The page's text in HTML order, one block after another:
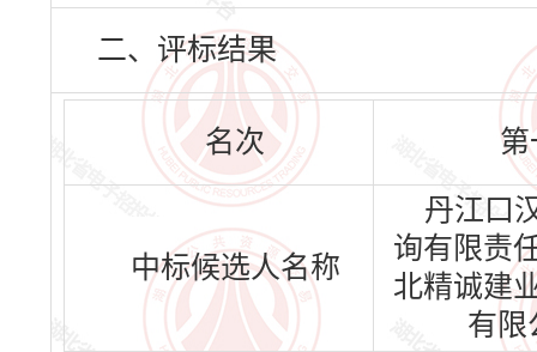
二、评标结果
名次 第
中标候选人名称
丹江口
询有限责
北精诚建
有限